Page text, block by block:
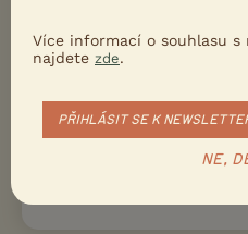
Více informací o souhlasu
najdete zde.
PŘIHLÁSIT SE K
NE,